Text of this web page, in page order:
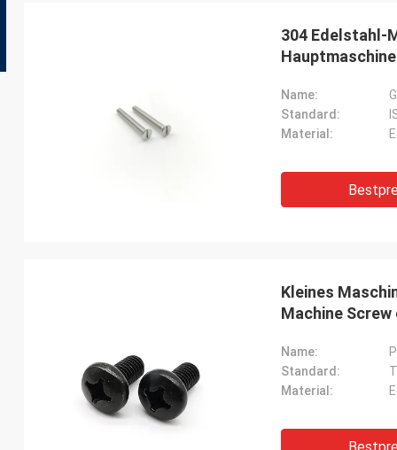
304 Edelstahl-
Name:
Standard:
Material:
Kleines
Machine
Name:
Standard:
Material: